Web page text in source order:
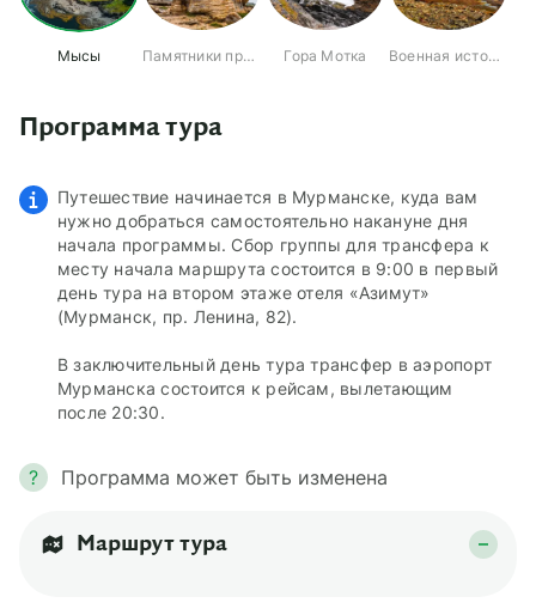
Мысы Памятники природы Гора Мотка Военная история
Программа тура
Путешествие начинается в Мурманске, куда вам
нужно добраться самостоятельно накануне дня
начала программы. Сбор группы для трансфера к
месту начала маршрута состоится в 9:00 в первый
день тура на втором этаже отеля «Азимут»
(Мурманск, пр. Ленина, 82).
В заключительный день тура трансфер в аэропорт
Мурманска состоится к рейсам, вылетающим
после 20:30.
? Программа может быть изменена
Маршрут тура